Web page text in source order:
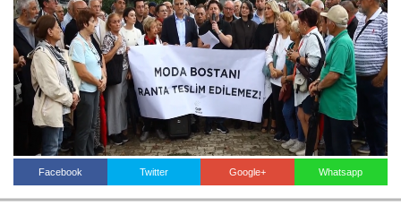
Facebook Twitter Google+ Whatsapp
VİDEO GALERİ
KÜNYE
İLETİŞİM